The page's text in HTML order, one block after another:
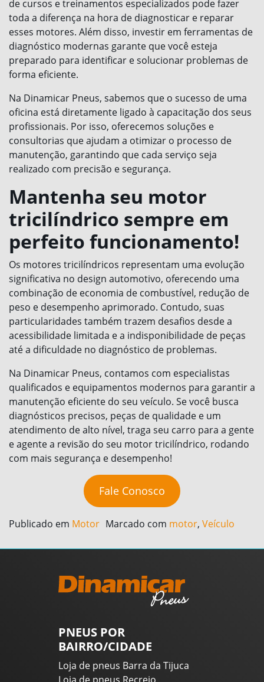
de cursos e treinamentos especializados pode fazer
toda a diferença na hora de diagnosticar e reparar
esses motores. Além disso, investir em ferramentas de
diagnóstico modernas garante que você esteja
preparado para identificar e solucionar problemas de
forma eficiente.
Na Dinamicar Pneus, sabemos que o sucesso de uma
oficina está diretamente ligado à capacitação dos seus
profissionais. Por isso, oferecemos soluções e
consultorias que ajudam a otimizar o processo de
manutenção, garantindo que cada serviço seja
realizado com precisão e segurança.
Mantenha seu motor
tricilíndrico sempre em
perfeito funcionamento!
Os motores tricilíndricos representam uma evolução
significativa no design automotivo, oferecendo uma
combinação de economia de combustível, redução de
peso e desempenho aprimorado. Contudo, suas
particularidades também trazem desafios desde a
acessibilidade limitada e a indisponibilidade de peças
até a dificuldade no diagnóstico de problemas.
Na Dinamicar Pneus, contamos com especialistas
qualificados e equipamentos modernos para garantir a
manutenção eficiente do seu veículo. Se você busca
diagnósticos precisos, peças de qualidade e um
atendimento de alto nível, traga seu carro para a gente
e agente a revisão do seu motor tricilíndrico, rodando
com mais segurança e desempenho!
Fale Conosco
Publicado em Motor Marcado com motor, Veículo
PNEUS POR
BAIRRO/CIDADE
Loja de pneus Barra da Tijuca
Loja de pneus Recreio